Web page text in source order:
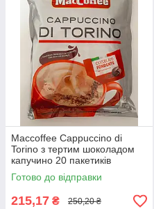
Maccoffee Cappuccino di
Torino з тертим шоколадом
капучино 20 пакетиків
Готово до відправки
215,17 ₴ 250,20 ₴